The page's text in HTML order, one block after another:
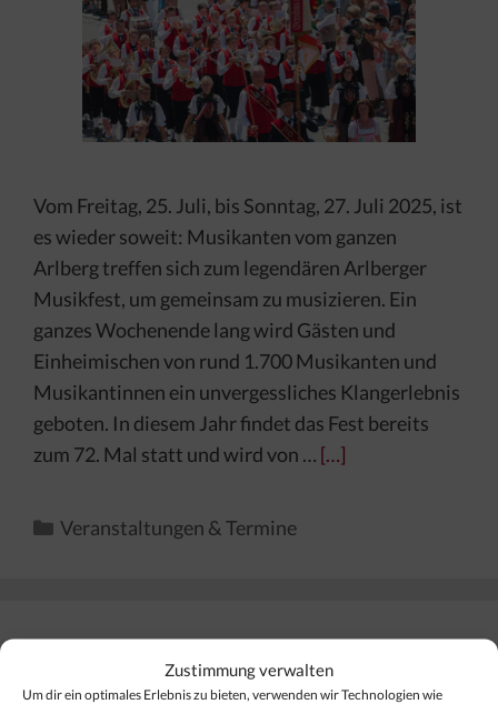
Zustimmung verwalten
Um dir ein optimales Erlebnis zu bieten, verwenden wir Technologien wie
Vom Freitag, 25. Juli, bis Sonntag, 27. Juli 2025, ist
es wieder soweit: Musikanten vom ganzen
Arlberg treffen sich zum legendären Arlberger
Musikfest, um gemeinsam zu musizieren. Ein
ganzes Wochenende lang wird Gästen und
Einheimischen von rund 1.700 Musikanten und
Musikantinnen ein unvergessliches Klangerlebnis
geboten. In diesem Jahr findet das Fest bereits
zum 72. Mal statt und wird von … […]
Kategorien
Veranstaltungen & Termine
Finden Sie Ihr Thema…